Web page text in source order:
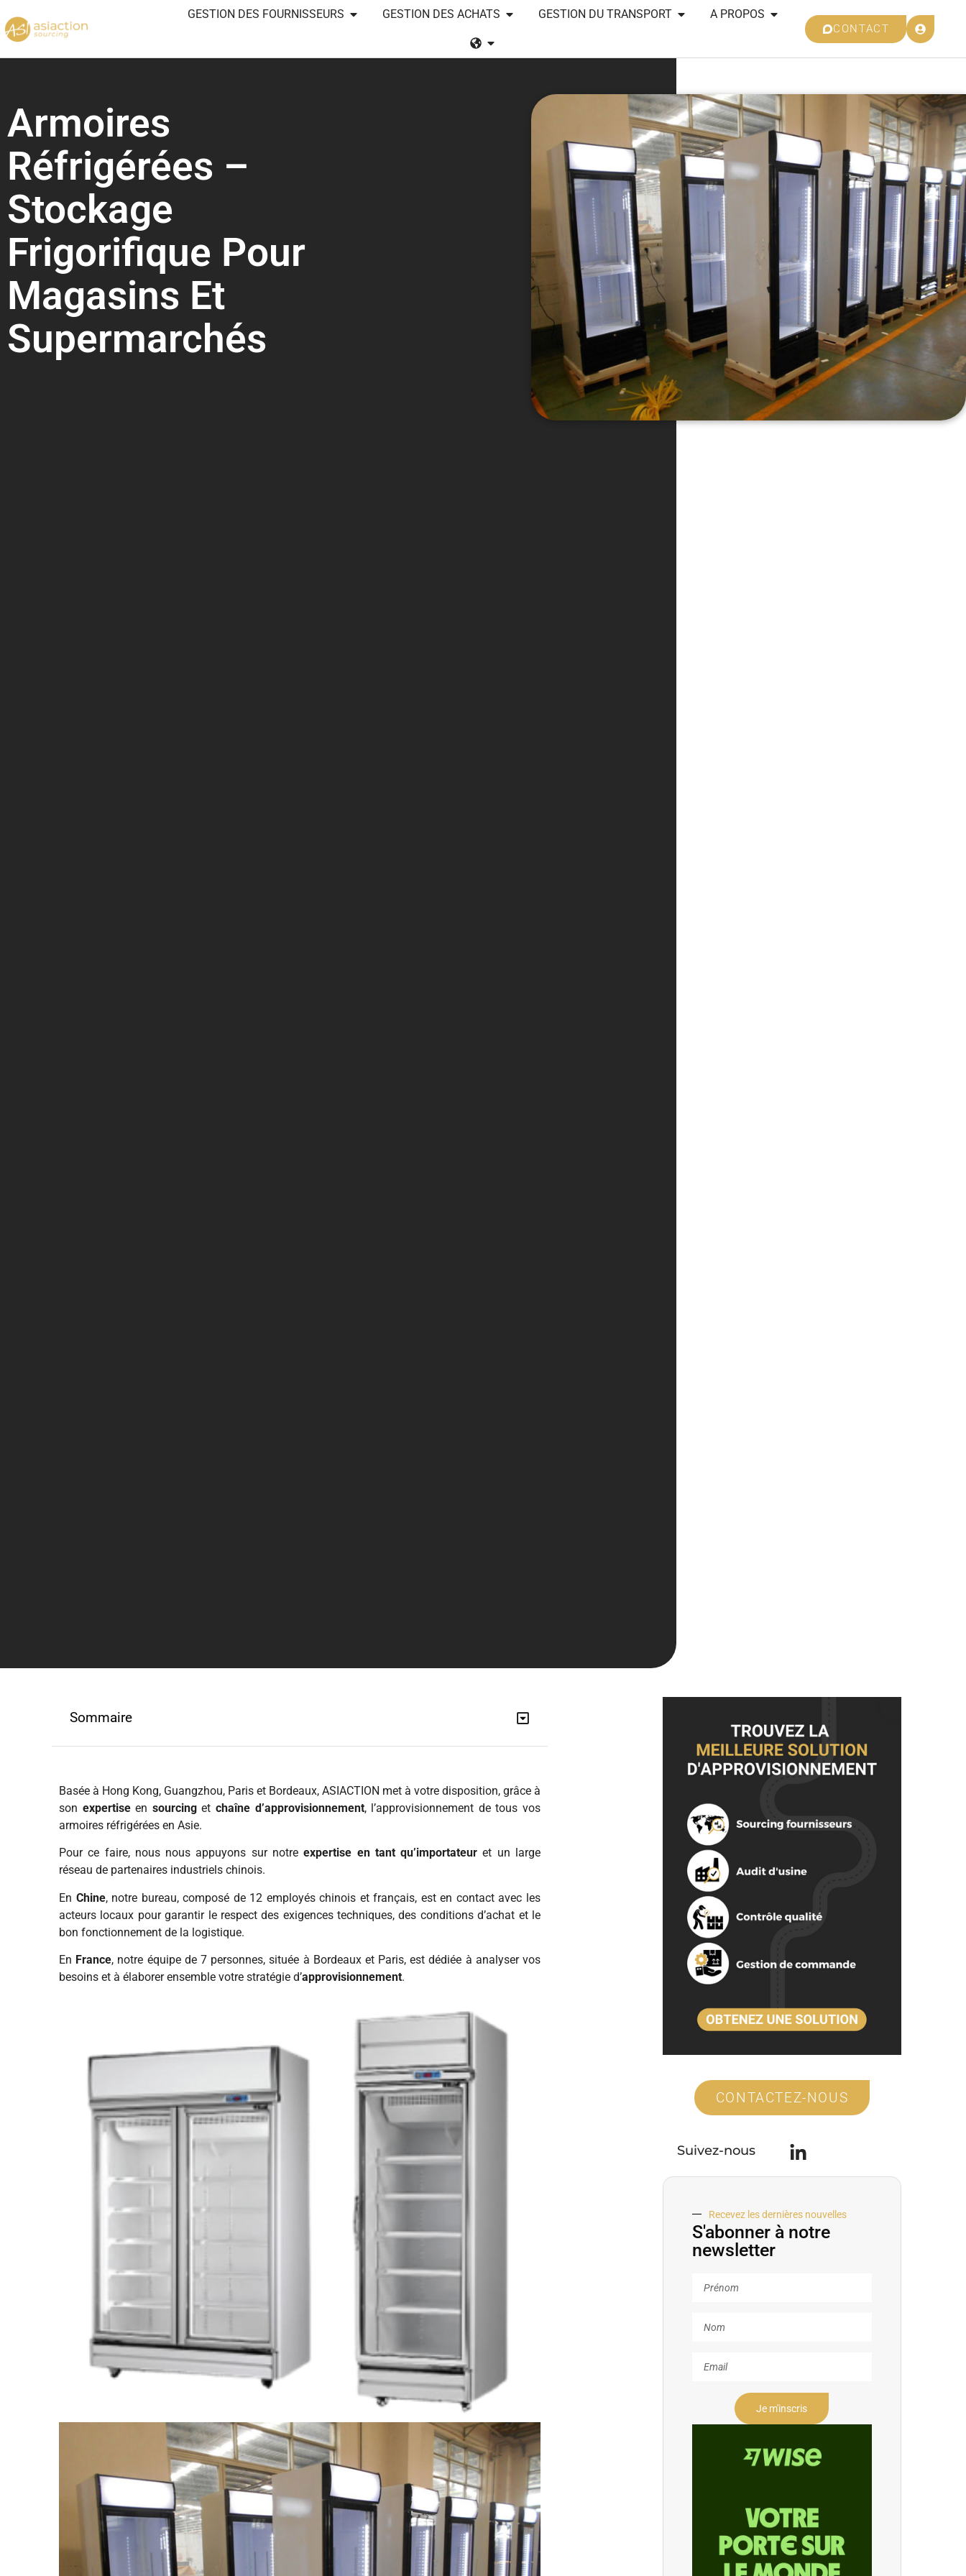
GESTION DES FOURNISSEURS GESTION DES ACHATS GESTION DU TRANSPORT A PROPOS
CONTACT
Armoires
Réfrigérées –
Stockage
Frigorifique Pour
Magasins Et
Supermarchés
Sommaire
Basée à Hong Kong, Guangzhou, Paris et Bordeaux, ASIACTION met à votre disposition, grâce à
son expertiseen sourcingetchaîne d’approvisionnement, l’approvisionnement de tous vos
armoires réfrigérées en Asie.
Pour ce faire, nous nous appuyons sur notreexpertise en tant qu’importateur et un large
réseau de partenaires industriels chinois.
En Chine, notre bureau, composé de 12 employés chinois et français, est en contact avec les
acteurs locaux pour garantir le respect des exigences techniques, des conditions d’achat et le
bon fonctionnement de la logistique.
En France, notre équipe de 7 personnes, située à Bordeaux et Paris, est dédiée à analyser vos
besoins et à élaborer ensemble votre stratégie d’approvisionnement.
CONTACTEZ-NOUS
Suivez-nous
Recevez les dernières nouvelles
S'abonner à notre
newsletter
Je m'inscris